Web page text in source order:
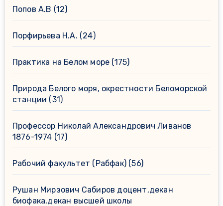
Попов А.В (12)
Порфирьева Н.А. (24)
Практика на Белом море (175)
Природа Белого моря, окрестности Беломорской
станции (31)
Профессор Николай Александрович Ливанов
1876-1974 (17)
Рабочий факультет (Рабфак)(56)
Рушан Мирзович Сабиров доцент,декан
биофака,декан высшей школы